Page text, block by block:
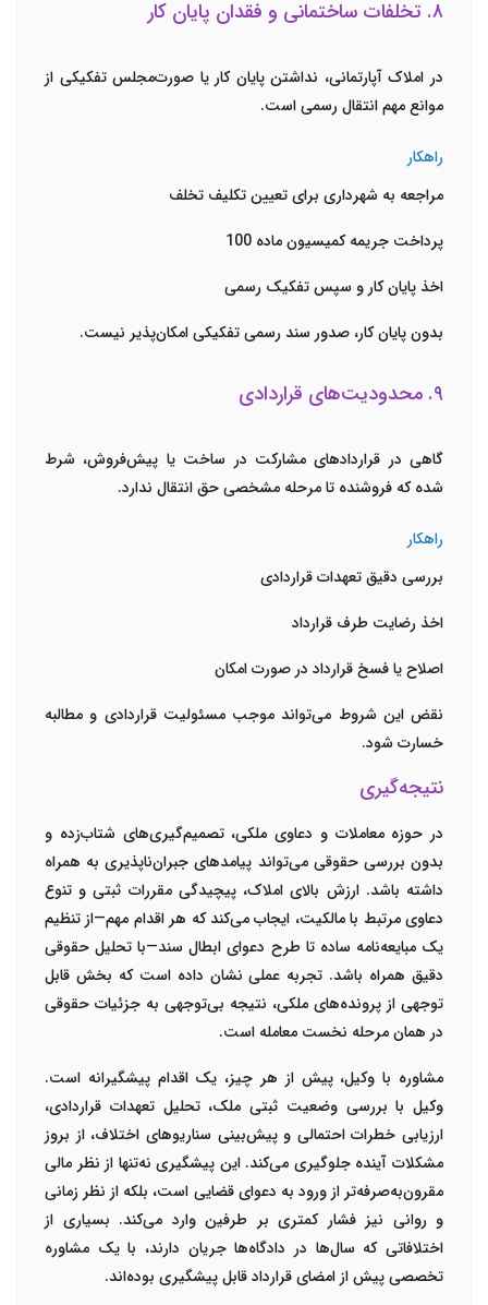
۸. تخلفات ساختمانی و فقدان پایان کار
در املاک آپارتمانی، نداشتن پایان کار یا صورت‌مجلس تفکیکی از
موانع مهم انتقال رسمی است.
راهکار
مراجعه به شهرداری برای تعیین تکلیف تخلف
پرداخت جریمه کمیسیون ماده 100
اخذ پایان کار و سپس تفکیک رسمی
بدون پایان کار، صدور سند رسمی تفکیکی امکان‌پذیر نیست.
۹. محدودیت‌های قراردادی
گاهی در قراردادهای مشارکت در ساخت یا پیش‌فروش، شرط
شده که فروشنده تا مرحله مشخصی حق انتقال ندارد.
راهکار
بررسی دقیق تعهدات قراردادی
اخذ رضایت طرف قرارداد
اصلاح یا فسخ قرارداد در صورت امکان
نقض این شروط می‌تواند موجب مسئولیت قراردادی و مطالبه
خسارت شود.
نتیجه‌گیری
در حوزه معاملات و دعاوی ملکی، تصمیم‌گیری‌های شتاب‌زده و
بدون بررسی حقوقی می‌تواند پیامدهای جبران‌ناپذیری به همراه
داشته باشد. ارزش بالای املاک، پیچیدگی مقررات ثبتی و تنوع
دعاوی مرتبط با مالکیت، ایجاب می‌کند که هر اقدام مهم—از تنظیم
یک مبایعه‌نامه ساده تا طرح دعوای ابطال سند—با تحلیل حقوقی
دقیق همراه باشد. تجربه عملی نشان داده است که بخش قابل
توجهی از پرونده‌های ملکی، نتیجه بی‌توجهی به جزئیات حقوقی
در همان مرحله نخست معامله است.
مشاوره با وکیل، پیش از هر چیز، یک اقدام پیشگیرانه است.
وکیل با بررسی وضعیت ثبتی ملک، تحلیل تعهدات قراردادی،
ارزیابی خطرات احتمالی و پیش‌بینی سناریوهای اختلاف، از بروز
مشکلات آینده جلوگیری می‌کند. این پیشگیری نه‌تنها از نظر مالی
مقرون‌به‌صرفه‌تر از ورود به دعوای قضایی است، بلکه از نظر زمانی
و روانی نیز فشار کمتری بر طرفین وارد می‌کند. بسیاری از
اختلافاتی که سال‌ها در دادگاه‌ها جریان دارند، با یک مشاوره
تخصصی پیش از امضای قرارداد قابل پیشگیری بوده‌اند.